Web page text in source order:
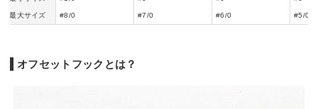
最大サイズ #8/0 #7/0 #6/0 #5/0
オフセットフックとは？